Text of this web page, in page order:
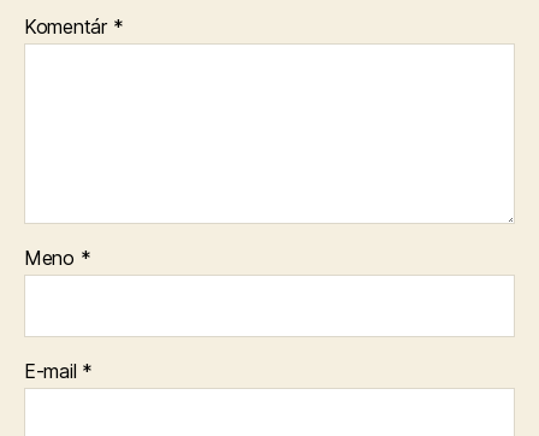
Komentár *
Meno *
E-mail *